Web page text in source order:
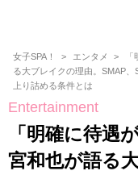
女子SPA！ エンタメ
る大ブレイクの理由。SMAP、
上り詰める条件とは
Entertainment
「明確に待遇
宮和也が語る